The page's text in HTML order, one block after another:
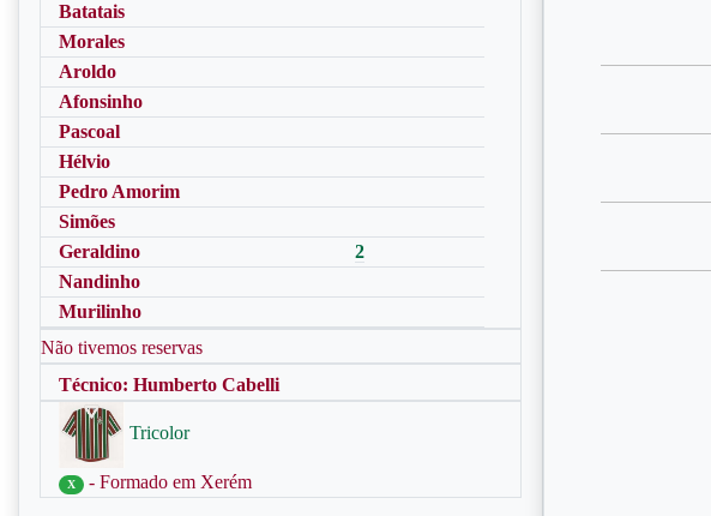
Batatais
Morales
Aroldo
Afonsinho
Pascoal
Hélvio
Pedro Amorim
Simões
Geraldino
2
Nandinho
Murilinho
Não tivemos reservas
Técnico: Humberto Cabelli
Tricolor
X - Formado em Xerém